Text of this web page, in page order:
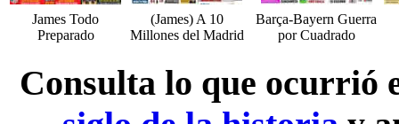
James Todo
Preparado
(James) A 10
Millones del Madrid
Barça-Bayern Guerra
por Cuadrado
Consulta lo que ocurrió